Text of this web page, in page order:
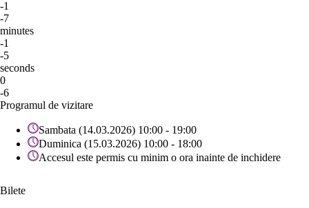
-1
-7
minutes
-1
-5
seconds
0
-6
Programul de vizitare
Sambata (14.03.2026) 10:00 - 19:00
Duminica (15.03.2026) 10:00 - 18:00
Accesul este permis cu minim o ora inainte de inchidere
Bilete